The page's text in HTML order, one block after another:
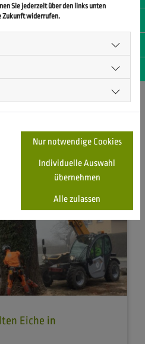
der General-Olbricht-
haben wir die Ehre
in der General-Olbricht-
Eiche in
Sie jederzeit über den links unten
Zukunft widerrufen.
Nur notwendige Cookies
Individuelle Auswahl
übernehmen
Alle zulassen